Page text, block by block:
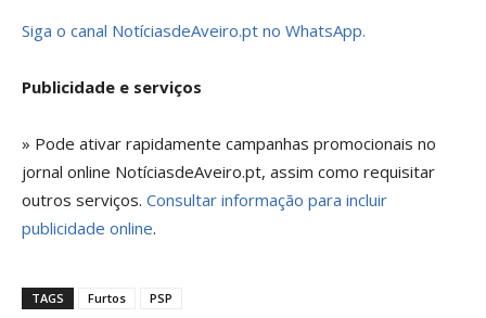
Siga o canal NotíciasdeAveiro.pt no WhatsApp.
Publicidade e serviços
» Pode ativar rapidamente campanhas promocionais no
jornal online NotíciasdeAveiro.pt, assim como requisitar
outros serviços. Consultar informação para incluir
publicidade online.
TAGS Furtos PSP